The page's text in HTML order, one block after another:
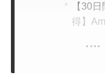
【30
得】